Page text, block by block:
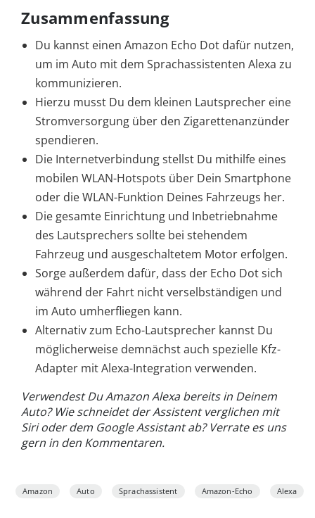
Zusammenfassung
Du kannst einen Amazon Echo Dot dafür nutzen,
um im Auto mit dem Sprachassistenten Alexa zu
kommunizieren.
Hierzu musst Du dem kleinen Lautsprecher eine
Stromversorgung über den Zigarettenanzünder
spendieren.
Die Internetverbindung stellst Du mithilfe eines
mobilen WLAN-Hotspots über Dein Smartphone
oder die WLAN-Funktion Deines Fahrzeugs her.
Die gesamte Einrichtung und Inbetriebnahme
des Lautsprechers sollte bei stehendem
Fahrzeug und ausgeschaltetem Motor erfolgen.
Sorge außerdem dafür, dass der Echo Dot sich
während der Fahrt nicht verselbständigen und
im Auto umherfliegen kann.
Alternativ zum Echo-Lautsprecher kannst Du
möglicherweise demnächst auch spezielle Kfz-
Adapter mit Alexa-Integration verwenden.
Verwendest Du Amazon Alexa bereits in Deinem
Auto? Wie schneidet der Assistent verglichen mit
Siri oder dem Google Assistant ab? Verrate es uns
gern in den Kommentaren.
Amazon Auto Sprachassistent Amazon-Echo Alexa